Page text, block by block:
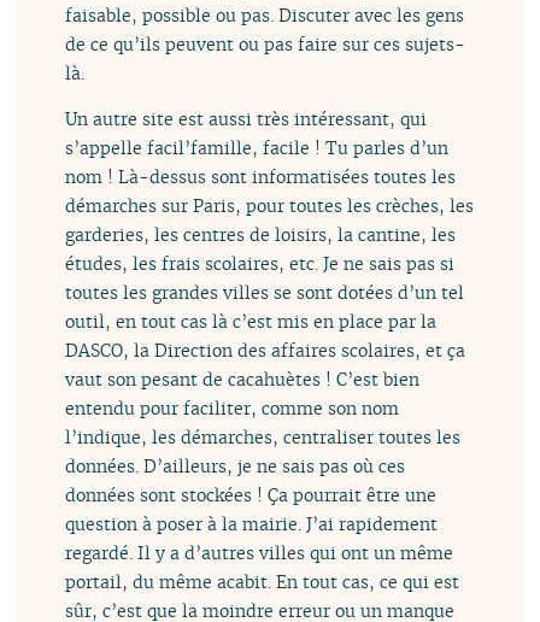
faisable, possible ou pas. Discuter avec les gens
de ce qu’ils peuvent ou pas faire sur ces sujets-
là.
Un autre site est aussi très intéressant, qui
s’appelle facil’famille, facile ! Tu parles d’un
nom ! Là-dessus sont informatisées toutes les
démarches sur Paris, pour toutes les crèches, les
garderies, les centres de loisirs, la cantine, les
études, les frais scolaires, etc. Je ne sais pas si
toutes les grandes villes se sont dotées d’un tel
outil, en tout cas là c’est mis en place par la
DASCO, la Direction des affaires scolaires, et ça
vaut son pesant de cacahuètes ! C’est bien
entendu pour faciliter, comme son nom
l’indique, les démarches, centraliser toutes les
données. D’ailleurs, je ne sais pas où ces
données sont stockées ! Ça pourrait être une
question à poser à la mairie. J’ai rapidement
regardé. Il y a d’autres villes qui ont un même
portail, du même acabit. En tout cas, ce qui est
sûr, c’est que la moindre erreur ou un manque